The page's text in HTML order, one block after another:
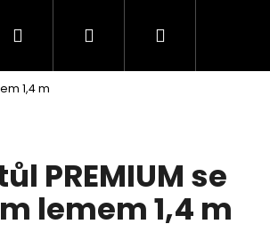
Hledat PřihlášeníNákupní
1,4 m
PREMIUM se
lemem 1,4 m